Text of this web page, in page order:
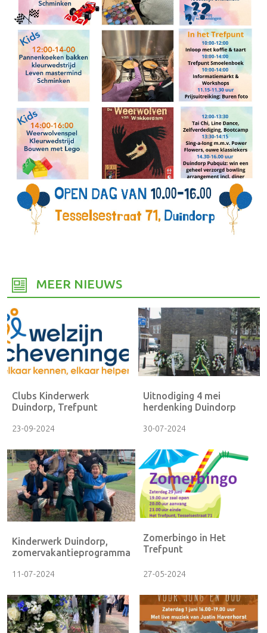
MEER NIEUWS
Clubs Kinderwerk
Duindorp, Trefpunt
23-09-2024
Uitnodiging 4 mei
herdenking Duindorp
30-07-2024
Kinderwerk Duindorp,
zomervakantieprogramma
11-07-2024
Zomerbingo in Het
Trefpunt
27-05-2024